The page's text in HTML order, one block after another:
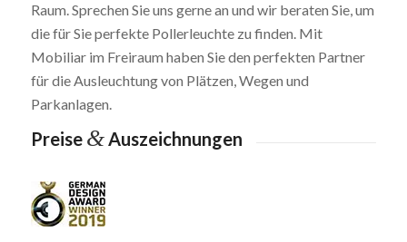
Raum. Sprechen Sie uns gerne an und wir beraten Sie, um
die für Sie perfekte Pollerleuchte zu finden. Mit
Mobiliar im Freiraum haben Sie den perfekten Partner
für die Ausleuchtung von Plätzen, Wegen und
Parkanlagen.
Preise &Auszeichnungen